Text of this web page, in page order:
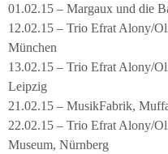
01.02.15 – Margaux und die
12.02.15 – Trio Efrat Alony/
München
13.02.15 – Trio Efrat Alony/
Leipzig
21.02.15 – MusikFabrik,
22.02.15 – Trio Efrat Alony/
Museum, Nürnberg